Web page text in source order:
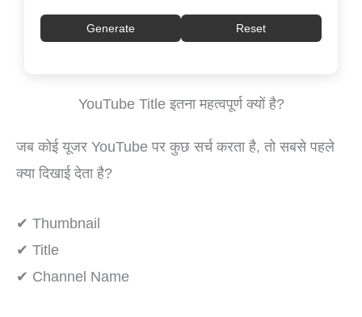
Generate Reset
YouTube Title इतना महत्वपूर्ण क्यों है?
जब कोई यूजर YouTube पर कुछ सर्च करता है, तो सबसे पहले
क्या दिखाई देता है?
✔ Thumbnail
✔ Title
✔ Channel Name